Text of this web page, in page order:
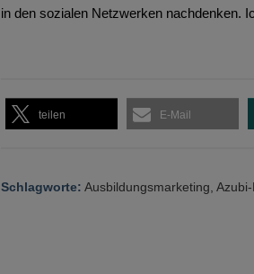
in den sozialen Netzwerken nachdenken.
teilen E-Mail
Schlagworte: Ausbildungsmarketing